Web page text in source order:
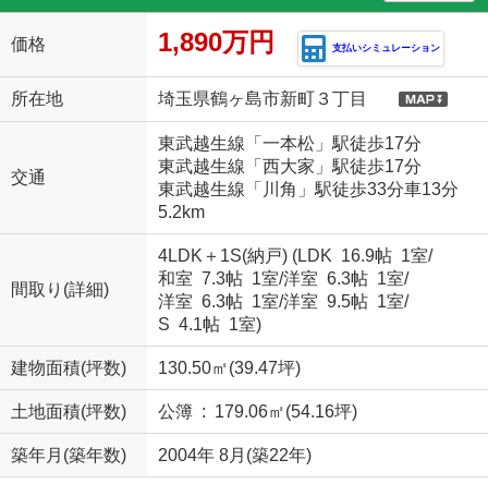
価格 1,890万円 支払いシミュレーション
所在地 埼玉県鶴ヶ島市新町３丁目
交通
東武越生線「一本松」駅徒歩17分
東武越生線「西大家」駅徒歩17分
東武越生線「川角」駅徒歩33分車13分
5.2km
間取り(詳細)
4LDK＋1S(納戸) (LDK 16.9帖 1室/
和室 7.3帖 1室/洋室 6.3帖 1室/
洋室 6.3帖 1室/洋室 9.5帖 1室/
S 4.1帖 1室)
建物面積(坪数) 130.50㎡(39.47坪)
土地面積(坪数) 公簿 : 179.06㎡(54.16坪)
築年月(築年数) 2004年 8月(築22年)